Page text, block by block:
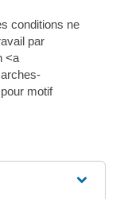
conditions ne
par
<a
motif